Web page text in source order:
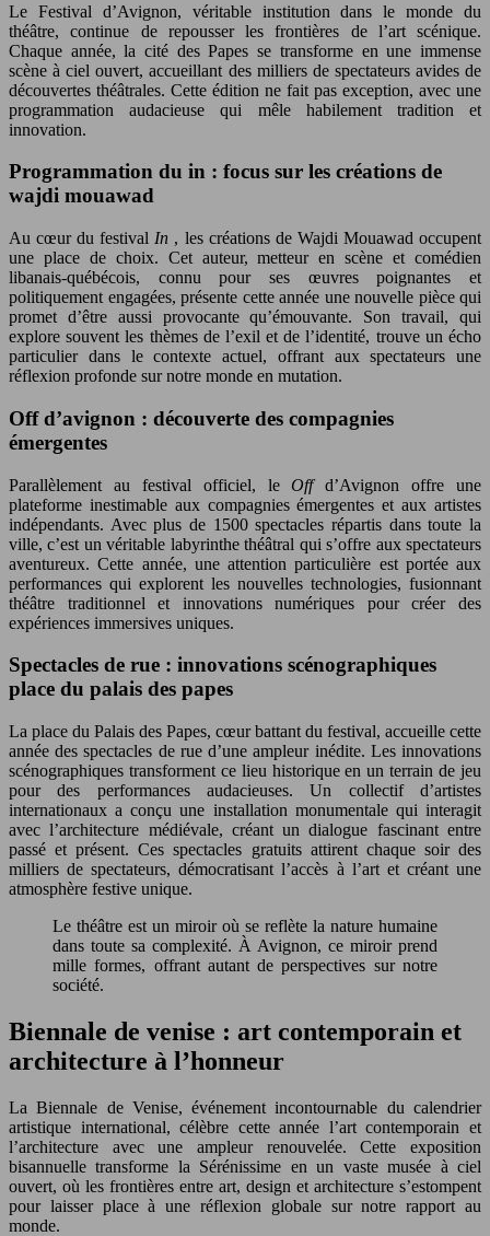
Le Festival d’Avignon, véritable institution dans le monde du
théâtre, continue de repousser les frontières de l’art scénique.
Chaque année, la cité des Papes se transforme en une immense
scène à ciel ouvert, accueillant des milliers de spectateurs avides de
découvertes théâtrales. Cette édition ne fait pas exception, avec une
programmation audacieuse qui mêle habilement tradition et
innovation.
Programmation du in : focus sur les créations de
wajdi mouawad
Au cœur du festival In , les créations de Wajdi Mouawad occupent
une place de choix. Cet auteur, metteur en scène et comédien
libanais-québécois, connu pour ses œuvres poignantes et
politiquement engagées, présente cette année une nouvelle pièce qui
promet d’être aussi provocante qu’émouvante. Son travail, qui
explore souvent les thèmes de l’exil et de l’identité, trouve un écho
particulier dans le contexte actuel, offrant aux spectateurs une
réflexion profonde sur notre monde en mutation.
Off d’avignon : découverte des compagnies
émergentes
Parallèlement au festival officiel, leOffd’Avignon offre une
plateforme inestimable aux compagnies émergentes et aux artistes
indépendants. Avec plus de 1500 spectacles répartis dans toute la
ville, c’est un véritable labyrinthe théâtral qui s’offre aux spectateurs
aventureux. Cette année, une attention particulière est portée aux
performances qui explorent les nouvelles technologies, fusionnant
théâtre traditionnel et innovations numériques pour créer des
expériences immersives uniques.
Spectacles de rue : innovations scénographiques
place du palais des papes
La place du Palais des Papes, cœur battant du festival, accueille cette
année des spectacles de rue d’une ampleur inédite. Les innovations
scénographiques transforment ce lieu historique en un terrain de jeu
pour des performances audacieuses. Un collectif d’artistes
internationaux a conçu une installation monumentale qui interagit
avec l’architecture médiévale, créant un dialogue fascinant entre
passé et présent. Ces spectacles gratuits attirent chaque soir des
milliers de spectateurs, démocratisant l’accès à l’art et créant une
atmosphère festive unique.
Le théâtre est un miroir où se reflète la nature humaine
dans toute sa complexité. À Avignon, ce miroir prend
mille formes, offrant autant de perspectives sur notre
société.
Biennale de venise : art contemporain et
architecture à l’honneur
La Biennale de Venise, événement incontournable du calendrier
artistique international, célèbre cette année l’art contemporain et
l’architecture avec une ampleur renouvelée. Cette exposition
bisannuelle transforme la Sérénissime en un vaste musée à ciel
ouvert, où les frontières entre art, design et architecture s’estompent
pour laisser place à une réflexion globale sur notre rapport au
monde.